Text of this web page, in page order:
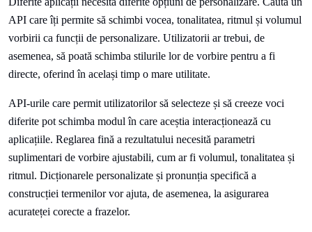
API care îți permite să schimbi vocea, tonalitatea, ritmul și volumul
vorbirii ca funcții de personalizare. Utilizatorii ar trebui, de
asemenea, să poată schimba stilurile lor de vorbire pentru a fi
directe, oferind în același timp o mare utilitate.
API-urile care permit utilizatorilor să selecteze și să creeze voci
diferite pot schimba modul în care aceștia interacționează cu
aplicațiile. Reglarea fină a rezultatului necesită parametri
suplimentari de vorbire ajustabili, cum ar fi volumul, tonalitatea și
ritmul. Dicționarele personalizate și pronunția specifică a
construcției termenilor vor ajuta, de asemenea, la asigurarea
acurateței corecte a frazelor.